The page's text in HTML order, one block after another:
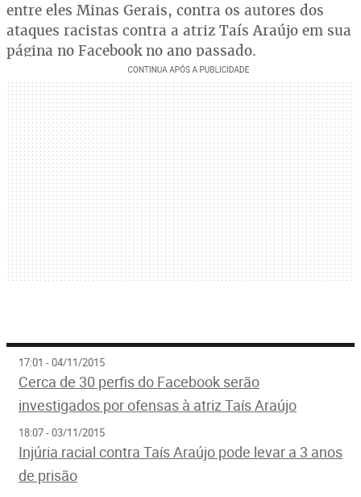
entre eles Minas Gerais, contra os autores dos
ataques racistas contra a atriz Taís Araújo em sua
página no Facebook no ano passado.
17:01 - 04/11/2015
Cerca de 30 perfis do Facebook serão
investigados por ofensas à atriz Taís Araújo
18:07 - 03/11/2015
Injúria racial contra Taís Araújo pode levar a 3 anos
de prisão